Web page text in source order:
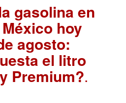
gasolina en
hoy
agosto:
el litro
Premium?.